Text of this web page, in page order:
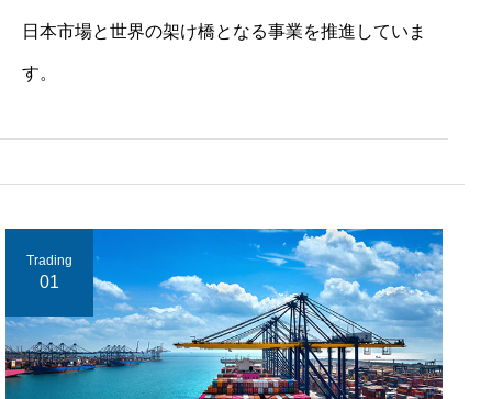
日本市場と世界の架け橋となる事業を推進していま
す。
Trading
01